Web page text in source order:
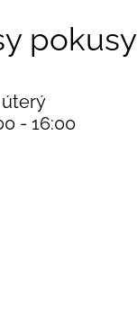
pokusy
úterý
- 16:00